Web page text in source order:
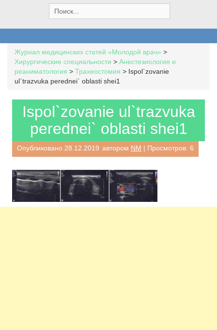
e
a
h
f
o
r
Журнал медицинских статей «Молодой врач» >
Хирургические специальности > Анестезиология и
реаниматология > Трахеостомия > Ispol`zovanie
ul`trazvuka perednei` oblasti shei1
Ispol`zovanie ul`trazvuka
perednei` oblasti shei1
Опубликовано 28.12.2019 автором NM | Просмотров: 6